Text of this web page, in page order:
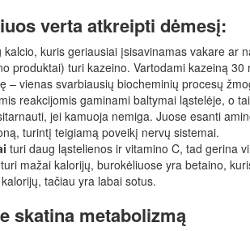
verta atkreipti dėmesį:
kalcio, kuris geriausiai įsisavinamas vakare ar
produktai) turi kazeino. Vartodami kazeiną
– vienas svarbiausių biocheminių procesų
reakcijomis gaminami baltymai ląstelėje, o
jei kamuoja nemiga. Juose esanti
turintį teigiamą poveikį nervų sistemai.
turi daug ląstelienos ir vitamino C, tad gerina
mažai kalorijų, burokėliuose yra betaino,
tačiau yra labai sotus.
skatina metabolizmą